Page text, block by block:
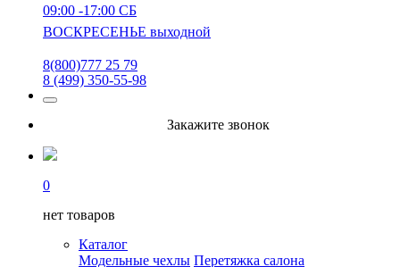
09:00 -17:00 СБ
ВОСКРЕСЕНЬЕ выходной
8(800)777 25 79
8 (499) 350-55-98
Закажите звонок
0
нет товаров
Каталог
Модельные чехлы Перетяжка салона